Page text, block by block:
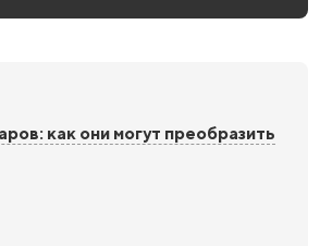
как они могут преобразить